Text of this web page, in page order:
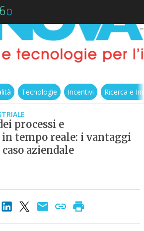
Tecnologie Incentivi Ricerca e
processi e
tempo reale: i vantaggi
aziendale